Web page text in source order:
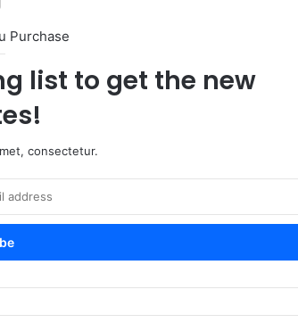
Purchase
list to get the new
consectetur.